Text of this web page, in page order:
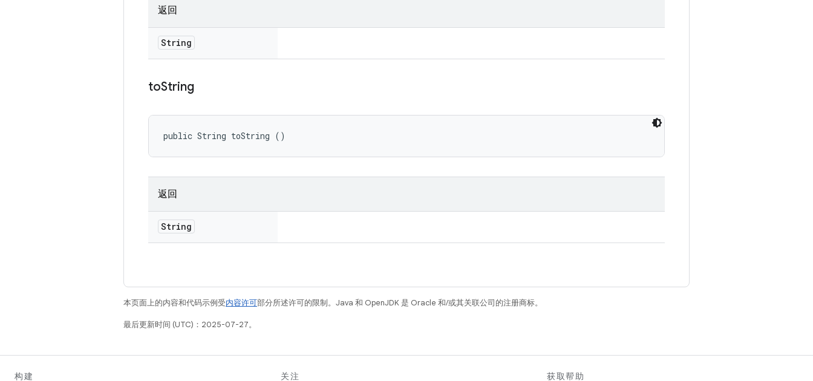
返回
String
toString
public String toString ()
返回
String
本页面上的内容和代码示例受内容许可部分所述许可的限制。Java 和 OpenJDK 是 Oracle 和/或其关联公司的注册商标。
最后更新时间 (UTC)：2025-07-27。
构建 关注 获取帮助